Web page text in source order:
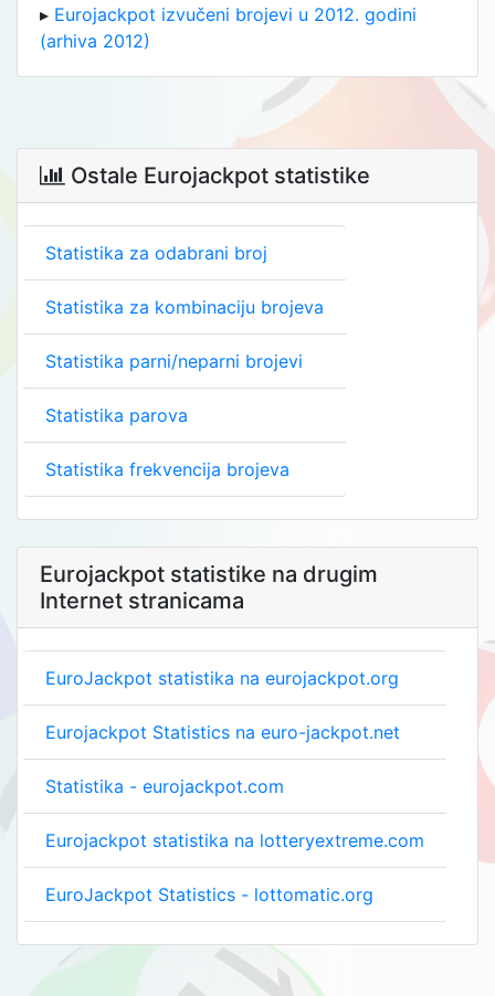
▸ Eurojackpot izvučeni brojevi u 2012. godini
(arhiva 2012)
 Ostale Eurojackpot statistike
Statistika za odabrani broj
Statistika za kombinaciju brojeva
Statistika parni/neparni brojevi
Statistika parova
Statistika frekvencija brojeva
Eurojackpot statistike na drugim
Internet stranicama
EuroJackpot statistika na eurojackpot.org
Eurojackpot Statistics na euro-jackpot.net
Statistika - eurojackpot.com
Eurojackpot statistika na lotteryextreme.com
EuroJackpot Statistics - lottomatic.org